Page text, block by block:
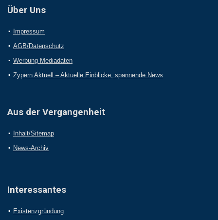
Über Uns
Impressum
AGB/Datenschutz
Werbung Mediadaten
Zypern Aktuell – Aktuelle Einblicke, spannende News
Aus der Vergangenheit
Inhalt/Sitemap
News-Archiv
Interessantes
Existenzgründung